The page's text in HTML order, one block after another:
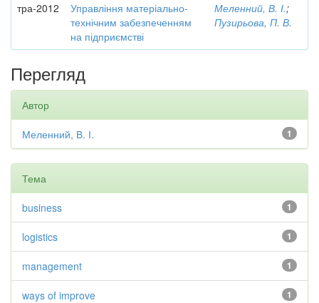
тра-2012
Управління матеріально-
технічним забезпеченням
на підприємстві
Меленний, В. І.;
Пузирьова, П. В.
Перегляд
Автор
1
Меленний, В. І.
Тема
1
business
1
logistics
1
management
1
ways of improve